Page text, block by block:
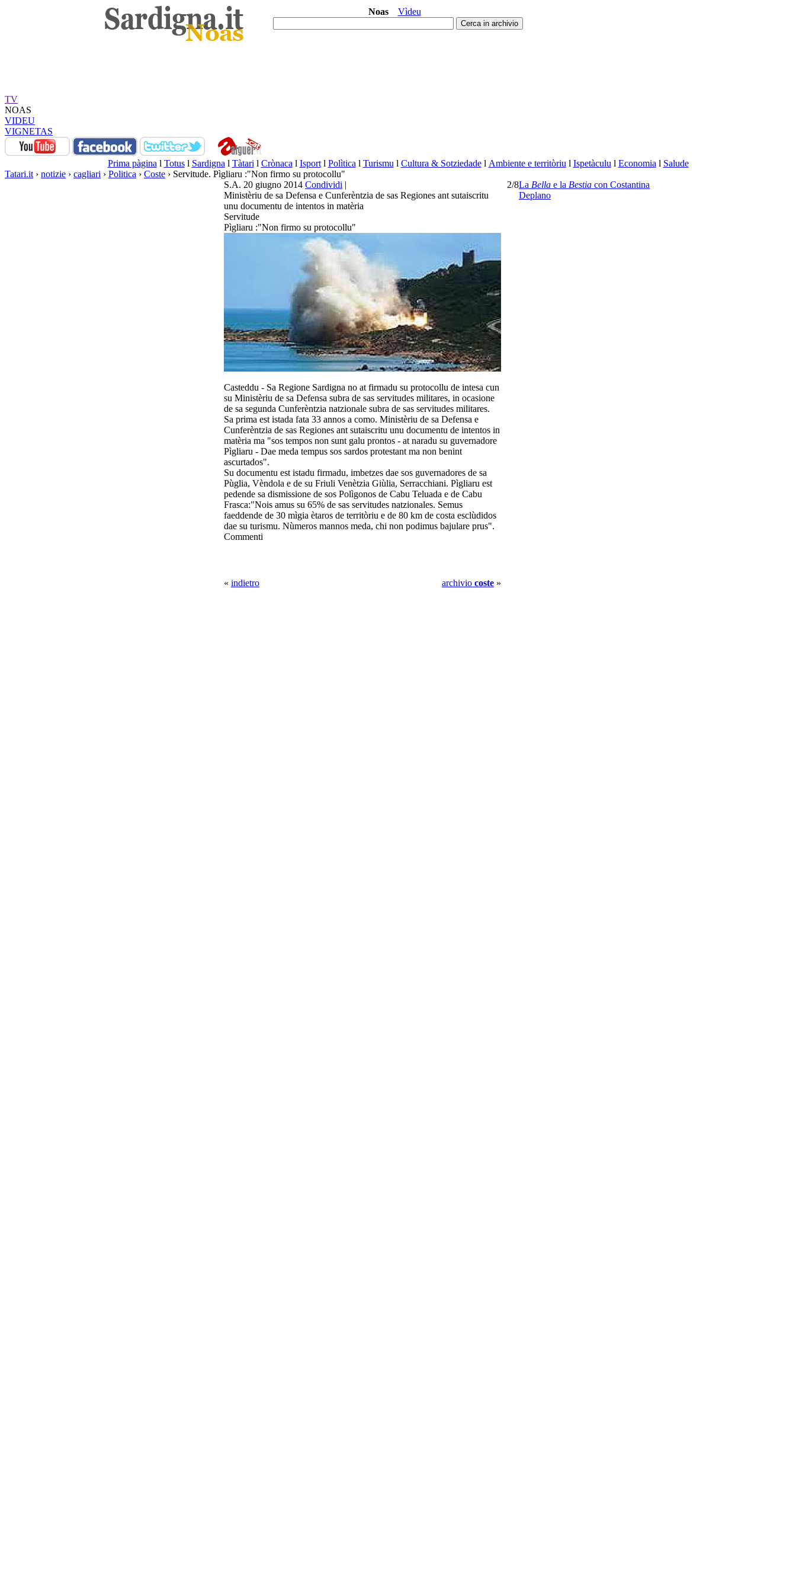
Noas Vìdeu
TV
NOAS
VIDEU
VIGNETAS
Prima pàgina l Totusl Sardigna l Tàtari l Crònaca l Isportl Polìtica l Turismu l Cultura & Sotziedadel Ambiente e territòriu l Ispetàculu l Economia l Salude
Tatari.it › notizie › cagliari › Politica › Coste › Servitude. Pìgliaru :"Non firmo su protocollu"
S.A. 20 giugno 2014 Condividi |
Ministèriu de sa Defensa e Cunferèntzia de sas Regiones ant sutaiscritu
unu documentu de intentos in matèria
Servitude
Pìgliaru :"Non firmo su protocollu"
Casteddu - Sa Regione Sardigna no at firmadu su protocollu de intesa cun
su Ministèriu de sa Defensa subra de sas servitudes militares, in ocasione
de sa segunda Cunferèntzia natzionale subra de sas servitudes militares.
Sa prima est istada fata 33 annos a como. Ministèriu de sa Defensa e
Cunferèntzia de sas Regiones ant sutaiscritu unu documentu de intentos in
matèria ma "sos tempos non sunt galu prontos - at naradu su guvernadore
Pìgliaru - Dae meda tempus sos sardos protestant ma non benint
ascurtados".
Su documentu est istadu firmadu, imbetzes dae sos guvernadores de sa
Pùglia, Vèndola e de su Friuli Venètzia Giùlia, Serracchiani. Pìgliaru est
pedende sa dismissione de sos Polìgonos de Cabu Teluada e de Cabu
Frasca:"Nois amus su 65% de sas servitudes natzionales. Semus
faeddende de 30 mìgia ètaros de territòriu e de 80 km de costa esclùdidos
dae su turismu. Nùmeros mannos meda, chi non podimus bajulare prus".
Commenti
« indietro archivio coste »
2/8La Bella e la Bestia con Costantina
Deplano